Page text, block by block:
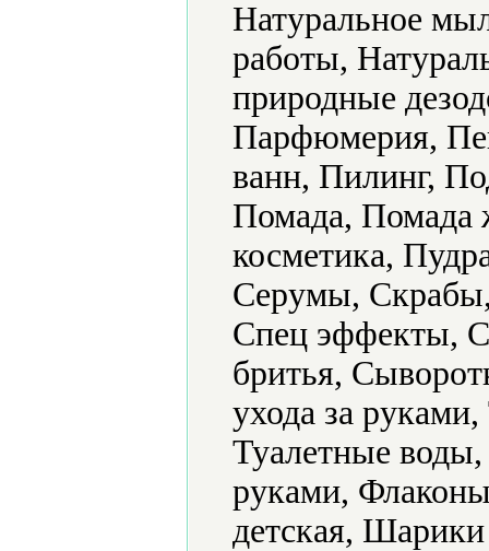
Натуральное
работы,
природные
Парфюмерия,
ванн, Пилинг,
Помада, Помада
косметика,
Серумы,
Спец эффекты,
бритья,
ухода за
Туалетные
руками,
детская,